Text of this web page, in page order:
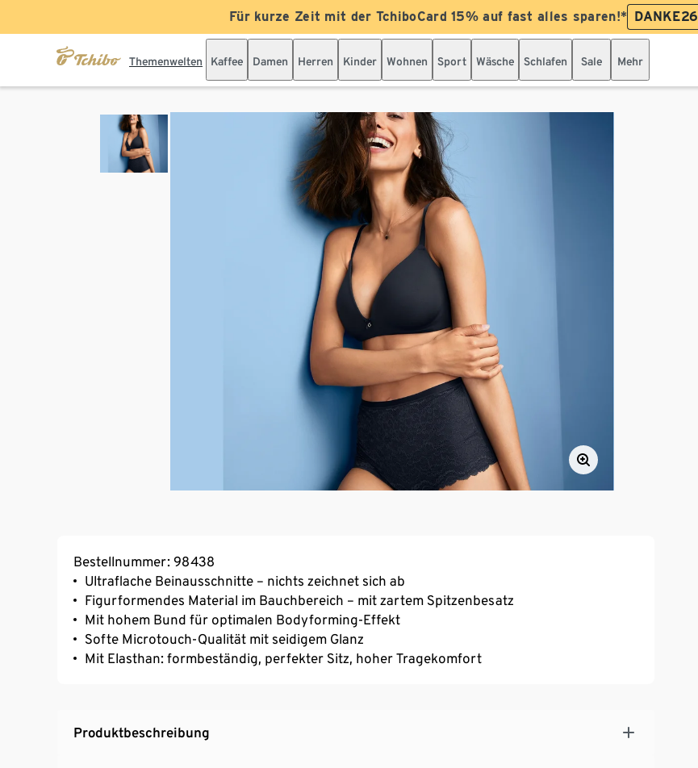
Für kurze Zeit mit der TchiboCard 15% auf fast alles sparen!* DANKE26
Themenwelten Kaffee Damen Herren Kinder Wohnen Sport Wäsche Schlafen Sale Mehr
Bestellnummer: 98438
Ultraflache Beinausschnitte – nichts zeichnet sich ab
Figurformendes Material im Bauchbereich – mit zartem Spitzenbesatz
Mit hohem Bund für optimalen Bodyforming-Effekt
Softe Microtouch-Qualität mit seidigem Glanz
Mit Elasthan: formbeständig, perfekter Sitz, hoher Tragekomfort
Produktbeschreibung